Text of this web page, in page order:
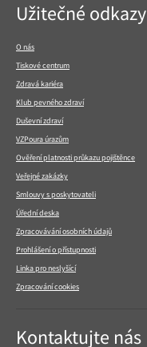
Navigace
v
Užitečné odkazy
O nás
Tiskové centrum
Zdravá kariéra
Klub pevného zdraví
Duševní zdraví
VZPoura úrazům
Ověření platnosti průkazu pojištěnce
Veřejné zakázky
Smlouvy s poskytovateli
Úřední deska
Zpracovávání osobních údajů
Prohlášení o přístupnosti
Linka pro neslyšící
Zpracování cookies
Kontaktujte nás